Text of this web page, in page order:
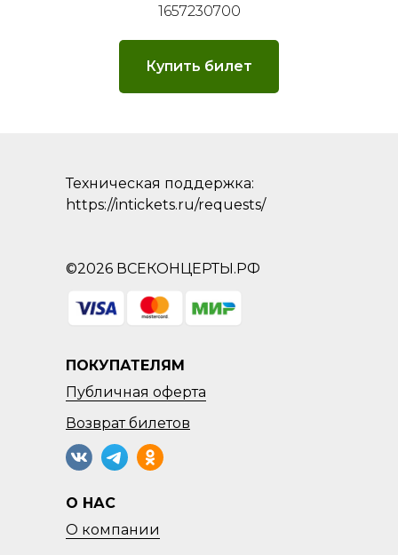
1657230700
Купить билет
Техническая поддержка:
https://intickets.ru/requests/
©2026 ВСЕКОНЦЕРТЫ.РФ
ПОКУПАТЕЛЯМ
Публичная оферта
О НАС
О компании
Возвратбилетов